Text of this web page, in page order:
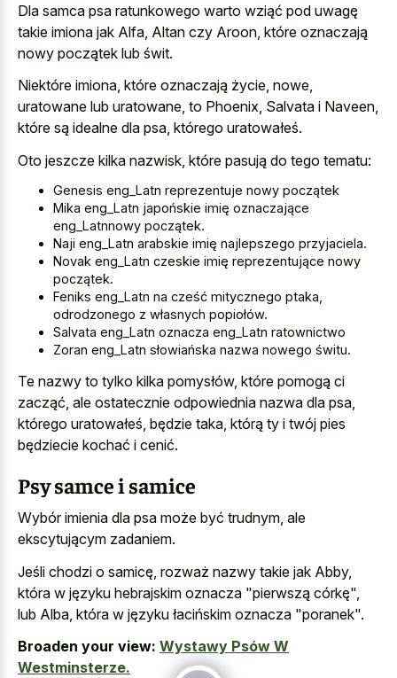
Dla samca psa ratunkowego warto wziąć pod uwagę
takie imiona jak Alfa, Altan czy Aroon, które oznaczają
nowy początek lub świt.
Niektóre imiona, które oznaczają życie, nowe,
uratowane lub uratowane, to Phoenix, Salvata i Naveen,
które są idealne dla psa, którego uratowałeś.
Oto jeszcze kilka nazwisk, które pasują do tego tematu:
Genesis eng_Latn reprezentuje nowy początek
Mika eng_Latn japońskie imię oznaczające
eng_Latnnowy początek.
Naji eng_Latn arabskie imię najlepszego przyjaciela.
Novak eng_Latn czeskie imię reprezentujące nowy
początek.
Feniks eng_Latn na cześć mitycznego ptaka,
odrodzonego z własnych popiołów.
Salvata eng_Latn oznacza eng_Latn ratownictwo
Zoran eng_Latn słowiańska nazwa nowego świtu.
Te nazwy to tylko kilka pomysłów, które pomogą ci
zacząć, ale ostatecznie odpowiednia nazwa dla psa,
którego uratowałeś, będzie taka, którą ty i twój pies
będziecie kochać i cenić.
Psy samce i samice
Wybór imienia dla psa może być trudnym, ale
ekscytującym zadaniem.
Jeśli chodzi o samicę, rozważ nazwy takie jak Abby,
która w języku hebrajskim oznacza "pierwszą córkę",
lub Alba, która w języku łacińskim oznacza "poranek".
Broaden your view: Wystawy Psów W
Westminsterze.